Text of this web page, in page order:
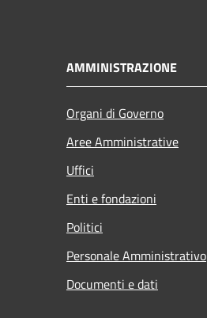
AMMINISTRAZIONE
Organi di Governo
Aree Amministrative
Uffici
Enti e fondazioni
Politici
Personale Amministrativo
Documenti e dati